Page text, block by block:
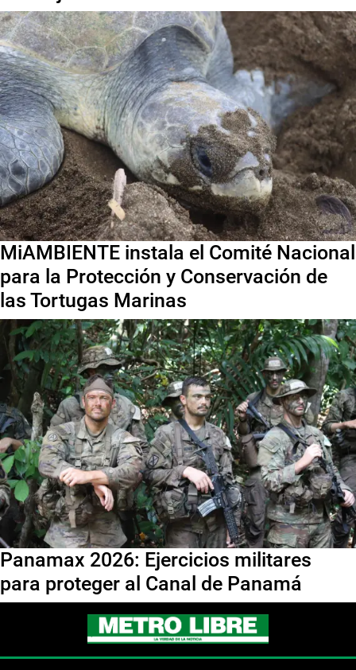
MiAMBIENTE instala el Comité Nacional
para la Protección y Conservación de
las Tortugas Marinas
Panamax 2026: Ejercicios militares
para proteger al Canal de Panamá